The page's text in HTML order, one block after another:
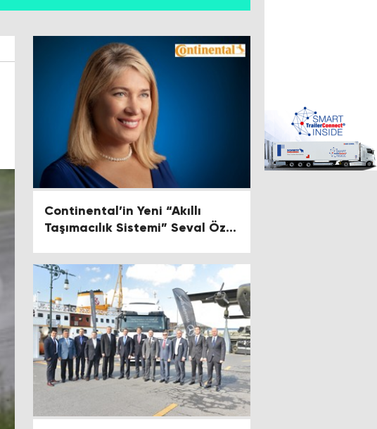
Continental’in Yeni “Akıllı
Taşımacılık Sistemi” Seval Öz’e